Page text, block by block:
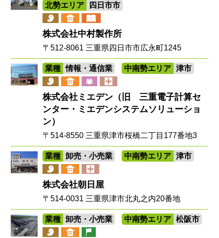
北勢エリア
四日市市
株式会社中村製作所
〒512-8061 三重県四日市市広永町1245
業種 情報・通信業 中南勢エリア 津市
株式会社ミエデン（旧 三重電子計算セ
ンター・ミエデンシステムソリューショ
ン）
〒514-8550 三重県津市桜橋二丁目177番地3
業種 卸売・小売業 中南勢エリア 津市
株式会社朝日屋
〒514-0031 三重県津市北丸之内20番地
業種 卸売・小売業 中南勢エリア 松阪市